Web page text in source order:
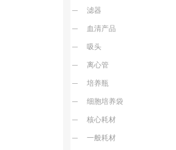
滤器
血清产品
吸头
离心管
培养瓶
细胞培养袋
核心耗材
一般耗材